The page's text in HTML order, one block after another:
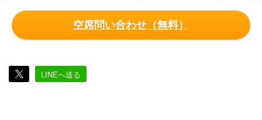
空席問い合わせ（無料）
LINEへ送る